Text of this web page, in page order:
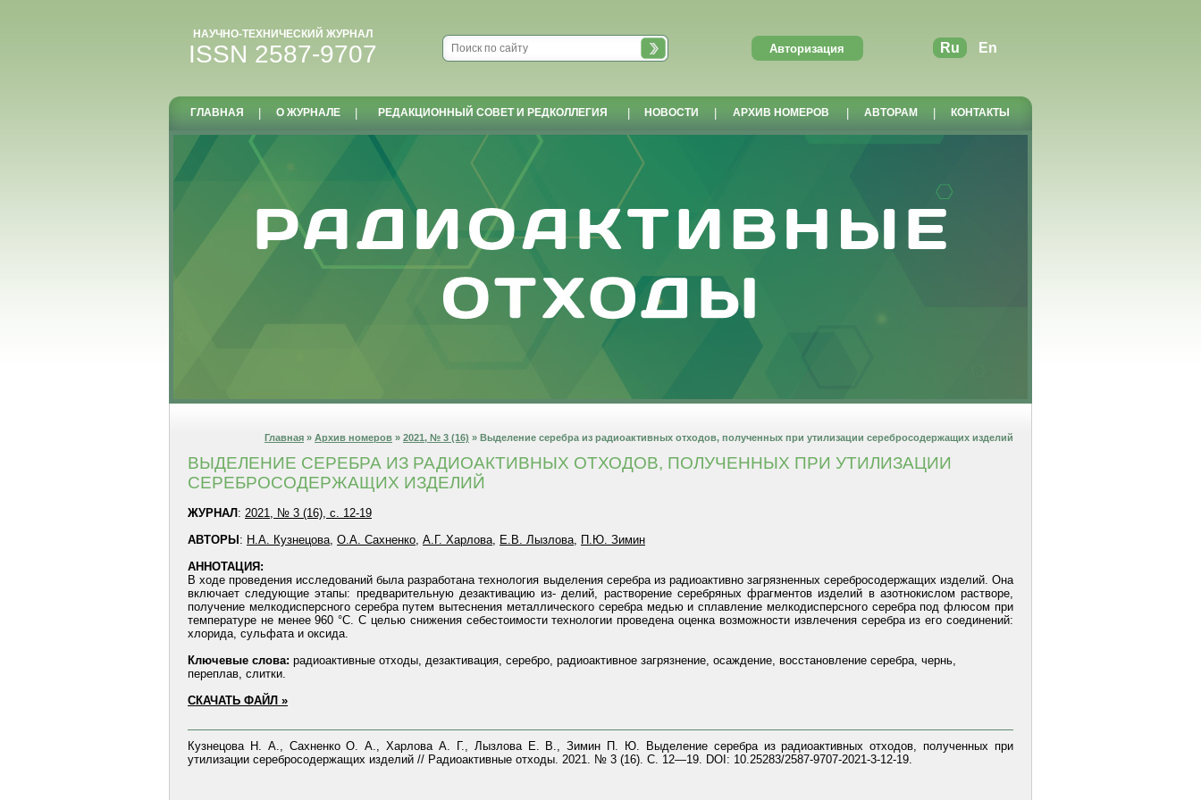
НАУЧНО-ТЕХНИЧЕСКИЙ ЖУРНАЛ
ISSN 2587-9707 Ru En
ГЛАВНАЯ О ЖУРНАЛЕ РЕДАКЦИОННЫЙ СОВЕТ И РЕДКОЛЛЕГИЯ НОВОСТИ АРХИВ НОМЕРОВ АВТОРАМ КОНТАКТЫ
Главная » Архив номеров » 2021, № 3 (16) » Выделение серебра из радиоактивных отходов, полученных при утилизации серебросодержащих изделий
ВЫДЕЛЕНИЕ СЕРЕБРА ИЗ РАДИОАКТИВНЫХ ОТХОДОВ, ПОЛУЧЕННЫХ ПРИ УТИЛИЗАЦИИ
СЕРЕБРОСОДЕРЖАЩИХ ИЗДЕЛИЙ
ЖУРНАЛ : 2021, № 3 (16), с. 12-19
АВТОРЫ : Н.А. Кузнецова, О.А. Сахненко, А.Г. Харлова, Е.В. Лызлова, П.Ю. Зимин
АННОТАЦИЯ:
В ходе проведения исследований была разработана технология выделения серебра из радиоактивно загрязненных серебросодержащих изделий. Она
включает следующие этапы: предварительную дезактивацию из- делий, растворение серебряных фрагментов изделий в азотнокислом растворе,
получение мелкодисперсного серебра путем вытеснения металлического серебра медью и сплавление мелкодисперсного серебра под флюсом при
температуре не менее 960 °С. С целью снижения себестоимости технологии проведена оценка возможности извлечения серебра из его соединений:
хлорида, сульфата и оксида.
Ключевые слова: радиоактивные отходы, дезактивация, серебро, радиоактивное загрязнение, осаждение, восстановление серебра, чернь,
переплав, слитки.
СКАЧАТЬ ФАЙЛ »
Кузнецова Н. А., Сахненко О. А., Харлова А. Г., Лызлова Е. В., Зимин П. Ю. Выделение серебра из радиоактивных отходов, полученных при
утилизации серебросодержащих изделий // Радиоактивные отходы. 2021. № 3 (16). С. 12—19. DOI: 10.25283/2587-9707-2021-3-12-19.